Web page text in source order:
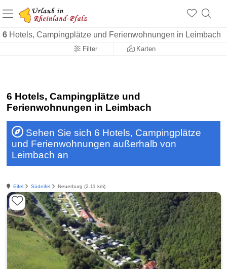
6 Hotels, Campingplätze und Ferienwohnungen in Leimbach
Filter Karten
+1.500 Unterkünfte in Rheinland-Pfalz
+1.000 Sehenswürdigkeiten
Über 25 Jahre online
6 Hotels, Campingplätze und
Ferienwohnungen in Leimbach
Sehen Sie sich 6 Hotels, Campingplätze
und Ferienwohnungen außerhalb von
Leimbach an
Eifel Südeifel Neuerburg (2.11 km)